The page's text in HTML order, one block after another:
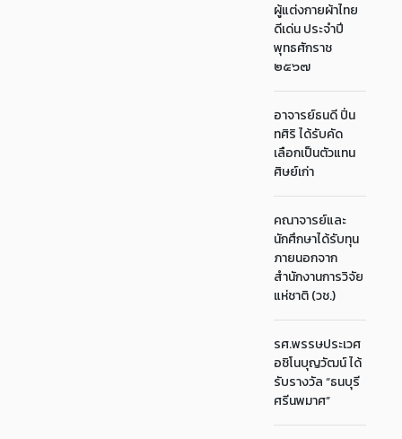
ผู้แต่งกายผ้าไทย
ดีเด่น ประจำปี
พุทธศักราช
๒๕๖๗
อาจารย์ธนดี ปิ่น
ทศิริ ได้รับคัด
เลือกเป็นตัวแทน
ศิษย์เก่า
คณาจารย์และ
นักศึกษาได้รับทุน
ภายนอกจาก
สำนักงานการวิจัย
แห่ชาติ (วช.)
รศ.พรรษประเวศ
อชิโนบุญวัฒน์ ได้
รับรางวัล “ธนบุรี
ศรีนพมาศ”